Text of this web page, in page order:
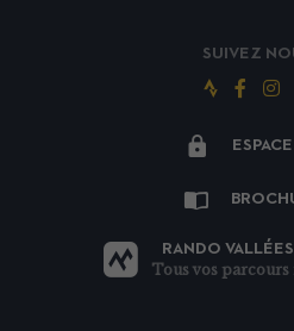
SUIVEZ
Strava
RANDO
Tous vos